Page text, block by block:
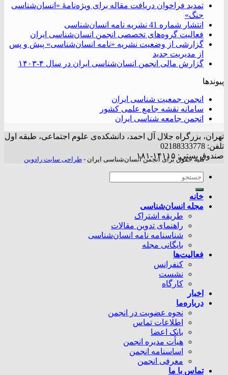
تمدید فراخوان دریافت مقاله برای ویژه‌نامۀ «انسان‌شناسی
جنگ»
انتشار شماره 41 نشریه نامه انسان‌شناسی
فعالیت گروه‌های تخصصی انجمن انسان‌شناسی ایران
گزارشی از وضعیت نشریه «نامه انسان‌شناسی» پیش و پس
از مدیریت جدید
گزارش مالی انجمن انسان‌شناسی ایران در سال ۴-۱۴۰۳
پیوندها
انجمن جمعیت شناسی ایران
سامانه نقشه جامع علمی کشور
انجمن جامعه شناسی ایران
تهران، بزرگراه جلال آل احمد، دانشکده‌ی علوم اجتماعی، طبقه اول
تلفن: 02188333778
صندوق پستی: ۱۴۱۱۵-۱۸۱
کلیه حقوق برای انجمن انسان‌شناسی ایران -طراحی سایت رادوین
خانه
مجله انسان‌شناسی
طریقه اشتراک
راهنمای تدوین مقالات
شناسنامه نامه انسان‌شناسی
بایگانی مجله
فعالیت‌ها
کنفرانس
نشست
کارگاه
اخبار
درباره‌ما
نحوه عضویت در انجمن
اطلاعات تماس
بانک اعضا
هیأت مدیره انجمن
اساسنامه انجمن
معرفی انجمن
تماس با ما